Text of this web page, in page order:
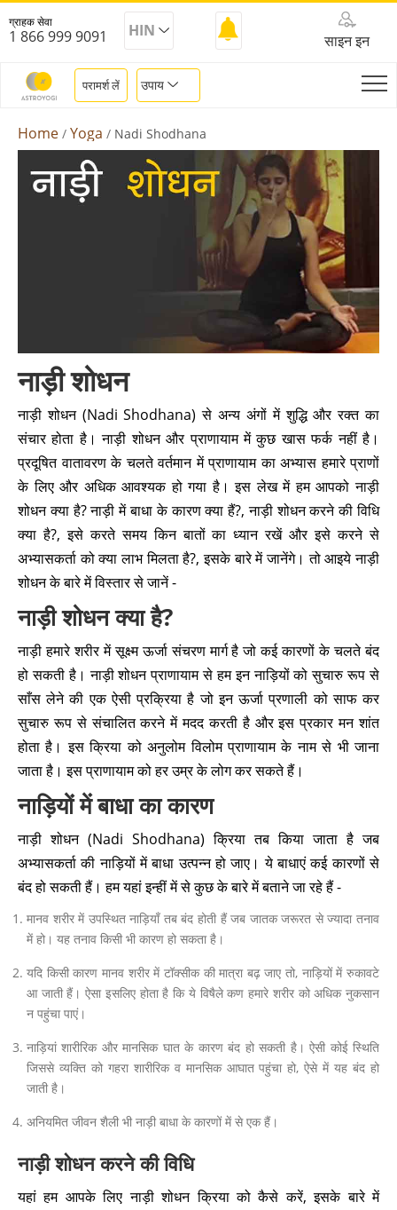
ग्राहक सेवा
1 866 999 9091 HIN
साइन इन
परामर्श लें उपाय
Home Yoga Nadi Shodhana
नाड़ी शोधन
नाड़ी शोधन (Nadi Shodhana) से अन्य अंगों में शुद्धि और रक्त का
संचार होता है। नाड़ी शोधन और प्राणायाम में कुछ खास फर्क नहीं है।
प्रदूषित वातावरण के चलते वर्तमान में प्राणायाम का अभ्यास हमारे प्राणों
के लिए और अधिक आवश्यक हो गया है। इस लेख में हम आपको नाड़ी
शोधन क्या है? नाड़ी में बाधा के कारण क्या हैं?, नाड़ी शोधन करने की विधि
क्या है?, इसे करते समय किन बातों का ध्यान रखें और इसे करने से
अभ्यासकर्ता को क्या लाभ मिलता है?, इसके बारे में जानेंगे। तो आइये नाड़ी
शोधन के बारे में विस्तार से जानें -
नाड़ी शोधन क्या है?
नाड़ी हमारे शरीर में सूक्ष्म ऊर्जा संचरण मार्ग है जो कई कारणों के चलते बंद
हो सकती है। नाड़ी शोधन प्राणायाम से हम इन नाड़ियों को सुचारु रूप से
साँस लेने की एक ऐसी प्रक्रिया है जो इन ऊर्जा प्रणाली को साफ कर
सुचारु रूप से संचालित करने में मदद करती है और इस प्रकार मन शांत
होता है। इस क्रिया को अनुलोम विलोम प्राणायाम के नाम से भी जाना
जाता है। इस प्राणायाम को हर उम्र के लोग कर सकते हैं।
नाड़ियों में बाधा का कारण
नाड़ी शोधन (Nadi Shodhana) क्रिया तब किया जाता है जब
अभ्यासकर्ता की नाड़ियों में बाधा उत्पन्न हो जाए। ये बाधाएं कई कारणों से
बंद हो सकती हैं। हम यहां इन्हीं में से कुछ के बारे में बताने जा रहे हैं -
मानव शरीर में उपस्थित नाड़ियाँ तब बंद होती हैं जब जातक जरूरत से ज्यादा तनाव
में हो। यह तनाव किसी भी कारण हो सकता है।
यदि किसी कारण मानव शरीर में टॉक्सीक की मात्रा बढ़ जाए तो, नाड़ियों में रुकावटे
आ जाती हैं। ऐसा इसलिए होता है कि ये विषैले कण हमारे शरीर को अधिक नुकसान
न पहुंचा पाएं।
नाड़ियां शारीरिक और मानसिक घात के कारण बंद हो सकती है। ऐसी कोई स्थिति
जिससे व्यक्ति को गहरा शारीरिक व मानसिक आघात पहुंचा हो, ऐसे में यह बंद हो
जाती है।
अनियमित जीवन शैली भी नाड़ी बाधा के कारणों में से एक हैं।
नाड़ी शोधन करने की विधि
यहां हम आपके लिए नाड़ी शोधन क्रिया को कैसे करें, इसके बारे में